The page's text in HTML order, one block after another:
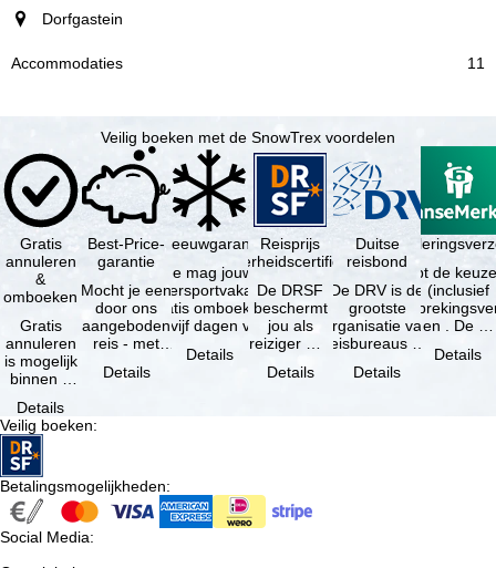
Dorfgastein
11
Veilig boeken met de SnowTrex voordelen
Gratis
annuleren
&
omboeken
Gratis
annuleren
is mogelijk
binnen 5
de
boeking,
als jouw
vakantie …
Details
Best-Price-
garantie
Mocht je een
door ons
aangeboden
reis - met
beschikbaarheid
Details
Sneeuwgarantie
Je mag jouw
wintersportvakantie
gratis omboeken
als vijf dagen voor
Details
Reisprijs
zekerheidscertificaat
De DRSF
beschermt
jou als
reiziger met
pakketreis
Details
Duitse
reisbond
De DRV is de
grootste
organisatie van
reisbureaus en
in Duitsland. …
Details
Je hebt de
(inclusief
en . De …
Details
Veilig boeken:
Betalingsmogelijkheden:
Social Media: